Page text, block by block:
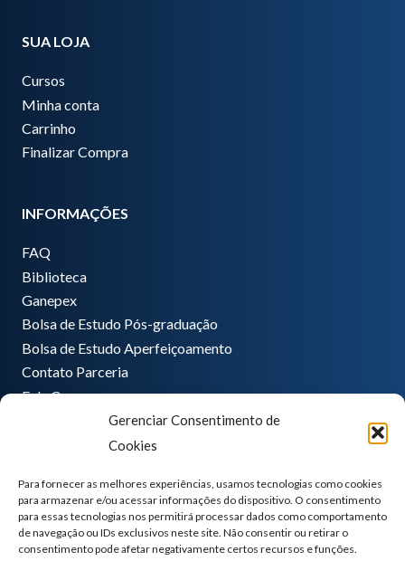
Gerenciar Consentimento de
Cookies
Para fornecer as melhores experiências, usamos tecnologias como cookies
para armazenar e/ou acessar informações do dispositivo. O consentimento
para essas tecnologias nos permitirá processar dados como comportamento
de navegação ou IDs exclusivos neste site. Não consentir ou retirar o
consentimento pode afetar negativamente certos recursos e funções.
SUA LOJA
Cursos
Minha conta
Carrinho
Finalizar Compra
INFORMAÇÕES
FAQ
Biblioteca
Ganepex
Bolsa de Estudo Pós-graduação
Bolsa de Estudo Aperfeiçoamento
Contato Parceria
Fale Conosco
informatica@ganeplar.com.br